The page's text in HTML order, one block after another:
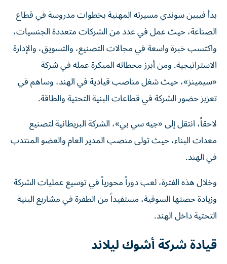
بدأ فيبين سوندي مسيرته المهنية بخطوات مدروسة في قطاع
الصناعة، حيث عمل في عدد من الشركات متعددة الجنسيات،
واكتسب خبرة واسعة في مجالات التصنيع، والتسويق، والإدارة
الاستراتيجية. ومن أبرز محطاته المبكرة عمله في شركة
«سيمينز»، حيث شغل مناصب قيادية في الهند، وساهم في
تعزيز حضور الشركة في قطاعات البنية التحتية والطاقة.
لاحقاً، انتقل إلى «جيه سي بي»، الشركة البريطانية لتصنيع
معدات البناء، حيث تولى منصب المدير العام والعضو المنتدب
في الهند.
وخلال هذه الفترة، لعب دوراً محورياً في توسيع عمليات الشركة
وزيادة حصتها السوقية، مستفيداً من الطفرة في مشاريع البنية
التحتية داخل الهند.
قيادة شركة أشوك ليلاند